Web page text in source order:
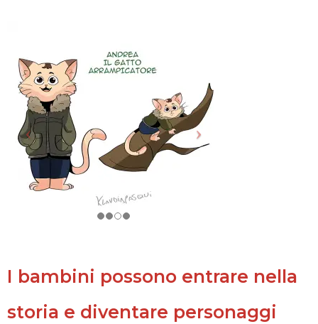
I bambini possono entrare nella
storia e diventare personaggi